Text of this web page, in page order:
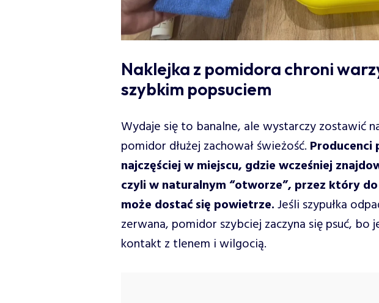
Naklejka z pomidora chroni
szybkim popsuciem
Wydaje się to banalne, ale wystarczy zostawić
pomidor dłużej zachował świeżość. Producenci
najczęściej w miejscu, gdzie wcześniej
czyli w naturalnym “otworze”, przez który
może dostać się powietrze.Jeśli szypułka
zerwana, pomidor szybciej zaczyna się psuć, bo
kontakt z tlenem i wilgocią.